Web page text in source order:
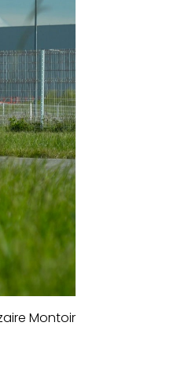
Montoir